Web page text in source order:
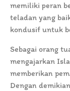
memiliki peran
teladan yang
kondusif untuk
Sebagai orang
mengajarkan
memberikan
Dengan